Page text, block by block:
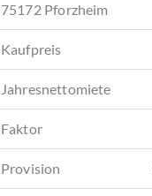
75172 Pforzheim
Kaufpreis
Jahresnettomiete
Faktor
Provision